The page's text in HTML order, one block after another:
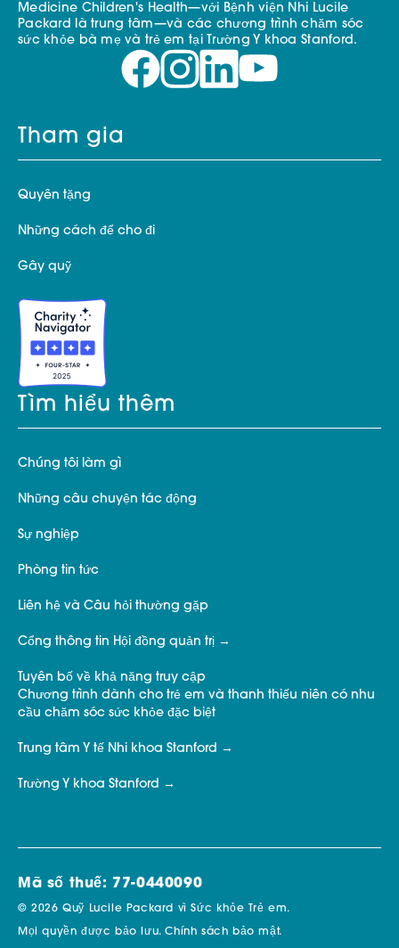
Medicine Children's Health—với Bệnh viện Nhi Lucile
Packard là trung tâm—và các chương trình chăm sóc
sức khỏe bà mẹ và trẻ em tại Trường Y khoa Stanford.
Tham gia
Quyên tặng
Những cách để cho đi
Gây quỹ
Tìm hiểu thêm
Chúng tôi làm gì
Những câu chuyện tác động
Sự nghiệp
Phòng tin tức
Liên hệ và Câu hỏi thường gặp
Cổng thông tin Hội đồng quản trị
Tuyên bố về khả năng truy cập
Chương trình dành cho trẻ em và thanh thiếu niên có nhu
cầu chăm sóc sức khỏe đặc biệt
Trung tâm Y tế Nhi khoa Stanford
Trường Y khoa Stanford
Mã số thuế: 77-0440090
© 2026 Quỹ Lucile Packard vì Sức khỏe Trẻ em.
Mọi quyền được bảo lưu.Chính sách bảo mật.